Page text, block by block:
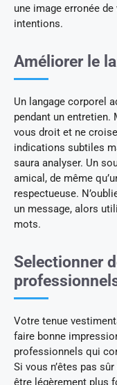
une image erronée
intentions.
Améliorer le
Un langage corporel
pendant un entretien.
vous droit et ne
indications subtiles
saura analyser. Un
amical, de même
respectueuse.
un message, alors
mots.
Selectionner
Votre tenue
faire bonne
professionnels qui
Si vous n’êtes pas
être légèrement plus